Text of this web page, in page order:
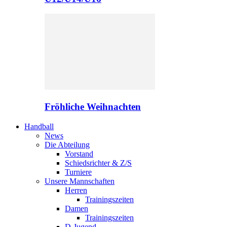
Fröhliche Weihnachten
Handball
News
Die Abteilung
Vorstand
Schiedsrichter & Z/S
Turniere
Unsere Mannschaften
Herren
Trainingszeiten
Damen
Trainingszeiten